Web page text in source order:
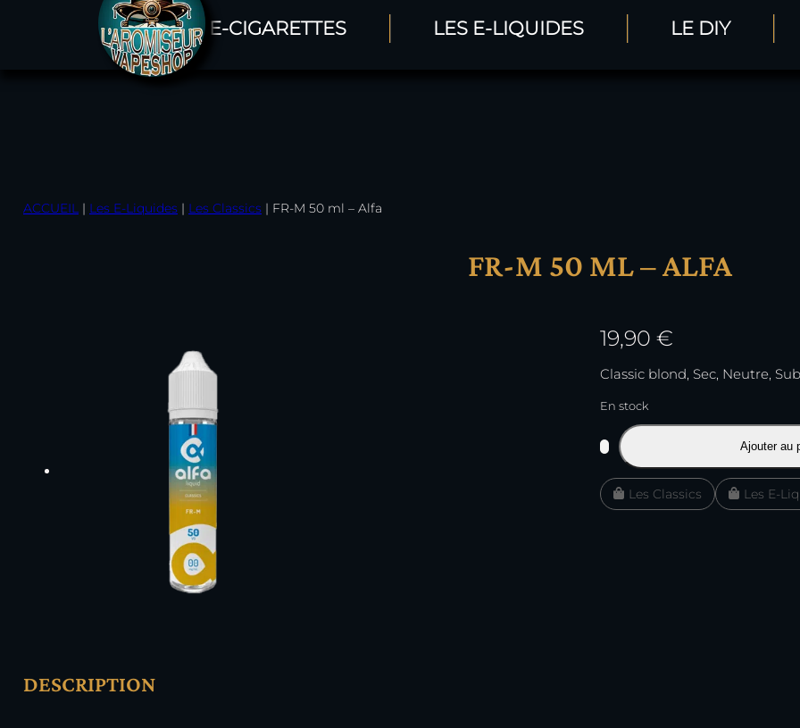
LES E-CIGARETTES LES E-LIQUIDES LE DIY
ACCUEIL | Les E-Liquides | Les Classics | FR-M 50 ml – Alfa
FR-M 50 ML – ALFA
19,90 €
Classic blond, Sec, Neutre,
En stock
quantité
FR-
M
50
Ajouter au
Les Classics Les E-
DESCRIPTION